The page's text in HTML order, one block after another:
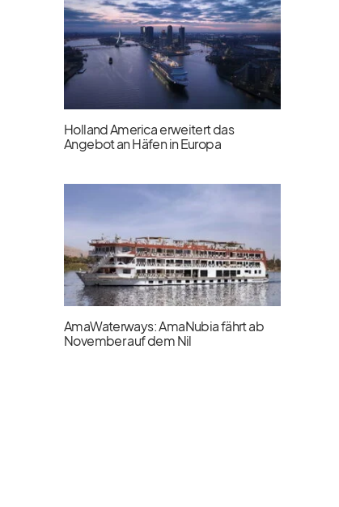
Holland America erweitert das
Angebot an Häfen in Europa
AmaWaterways: AmaNubia fährt ab
November auf dem Nil